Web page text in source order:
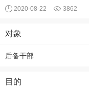
2020-08-22 3862
对象
后备干部
目的